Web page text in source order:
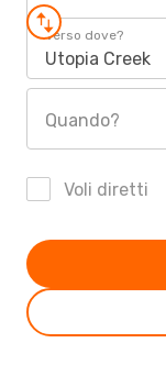
Verso dove?
Utopia Creek
Quando?
Voli diretti